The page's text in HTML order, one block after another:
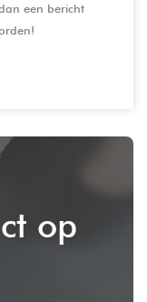
een bericht
op